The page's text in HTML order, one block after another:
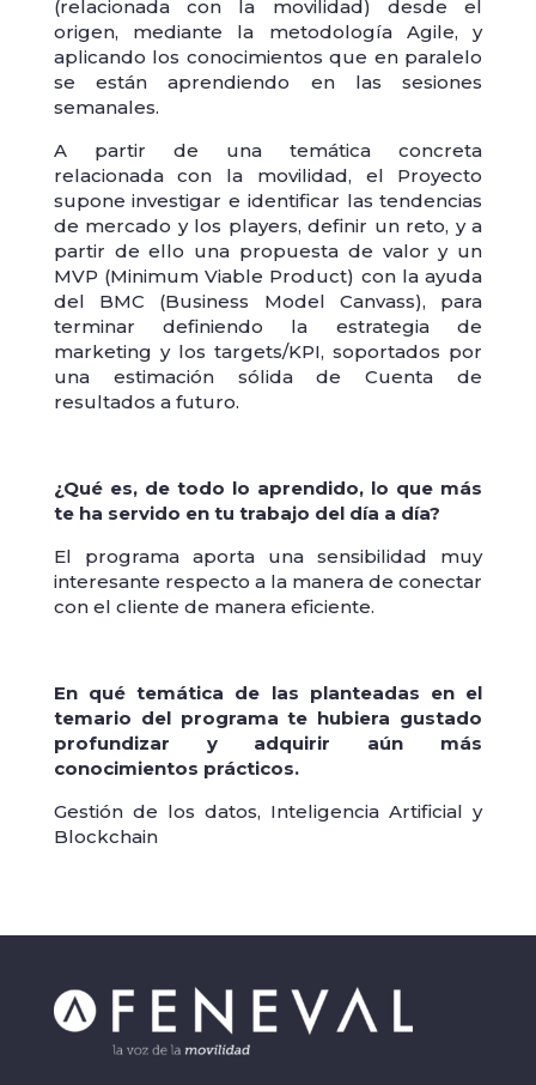
(relacionada con la movilidad) desde el
origen, mediante la metodología Agile, y
aplicando los conocimientos que en paralelo
se están aprendiendo en las sesiones
semanales.
A partir de una temática concreta
relacionada con la movilidad, el Proyecto
supone investigar e identificar las tendencias
de mercado y los players, definir un reto, y a
partir de ello una propuesta de valor y un
MVP (Minimum Viable Product) con la ayuda
del BMC (Business Model Canvass), para
terminar definiendo la estrategia de
marketing y los targets/KPI, soportados por
una estimación sólida de Cuenta de
resultados a futuro.
¿Qué es, de todo lo aprendido, lo que más
te ha servido en tu trabajo del día a día?
El programa aporta una sensibilidad muy
interesante respecto a la manera de conectar
con el cliente de manera eficiente.
En qué temática de las planteadas en el
temario del programa te hubiera gustado
profundizar y adquirir aún más
conocimientos prácticos.
Gestión de los datos, Inteligencia Artificial y
Blockchain